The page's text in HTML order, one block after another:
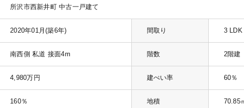
所沢市西新井町 中古一戸建て
2020年01月(築6年) 間取り 3 LDK
南西側 私道 接面4m 階数 2階建
4,980万円 建ぺい率 60％
160％ 地積 70.85